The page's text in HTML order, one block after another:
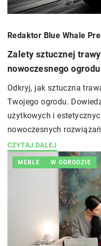
Redaktor Blue Whale
Zalety sztucznej
nowoczesnego ogrodu
Odkryj, jak sztuczna
Twojego ogrodu.
użytkowych i
nowoczesnych
CZYTAJ DALEJ
MEBLE W OGRODZIE